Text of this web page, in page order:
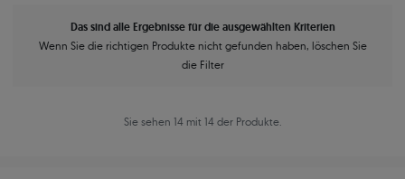
Das sind alle Ergebnisse für die ausgewählten Kriterien
Wenn Sie die richtigen Produkte nicht gefunden haben, löschen Sie
die Filter
Sie sehen 14 mit 14 der Produkte.